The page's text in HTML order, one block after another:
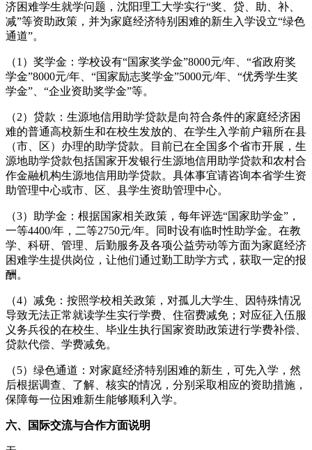
济困难学生就学问题，沈阳理工大学实行“奖、贷、助、补、
减”等资助政策，并为家庭经济特别困难的新生入学设立“绿色
通道”。
（1）奖学金：学校设有“国家奖学金”8000元/年、“省政府奖
学金”8000元/年、“国家励志奖学金”5000元/年、“优秀学生奖
学金”、“企业资助奖学金”等。
（2）贷款：生源地信用助学贷款是向符合条件的家庭经济困
难的普通高校新生和在校生发放的、在学生入学前户籍所在县
（市、区）办理的助学贷款。目前已在全国多个省市开展，生
源地助学贷款包括国家开发银行生源地信用助学贷款和农村合
作金融机构生源地信用助学贷款。具体事宜请咨询本省学生资
助管理中心或市、区、县学生资助管理中心。
（3）助学金：根据国家相关政策，每年评选“国家助学金”，
一等4400/年，二等2750元/年。同时设有临时性助学金。在教
学、科研、管理、后勤服务及各项公益劳动等方面为家庭经济
困难学生提供岗位，让他们通过勤工助学方式，获取一定的报
酬。
（4）减免：按照学校相关政策，对孤儿大学生、因特殊情况
导致无法正常就读学生实行学费、住宿费减免；对应征入伍服
义务兵役的在校生、毕业生执行国家资助政策进行学费补偿、
贷款代偿、学费减免。
（5）绿色通道：对家庭经济特别困难的新生，可先入学，然
后根据调查、了解、核实的情况，分别采取相应的资助措施，
保障每一位困难新生能够顺利入学。
六、国际交流与合作方面说明